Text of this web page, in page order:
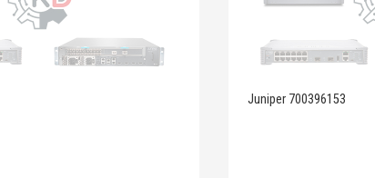
Juniper 700396153